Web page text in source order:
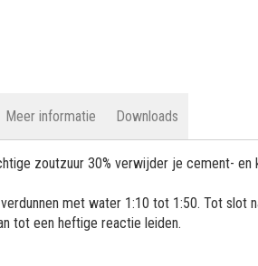
zoutzuur 30% verwijder je cement- en
met water 1:10 tot 1:50. Tot slot
tot een heftige reactie leiden.
Meer informatie Downloads